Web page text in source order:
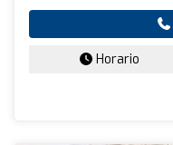
Horario